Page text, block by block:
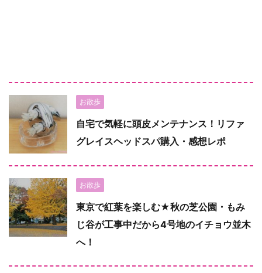
お散歩
自宅で気軽に頭皮メンテナンス！リファ
グレイスヘッドスパ購入・感想レポ
お散歩
東京で紅葉を楽しむ★秋の芝公園・もみ
じ谷が工事中だから4号地のイチョウ並木
へ！